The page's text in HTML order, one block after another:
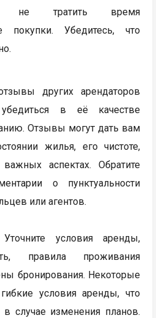
и не тратить время
покупки. Убедитесь, что
других арендаторов
в её качестве
Отзывы могут дать вам
жилья, его чистоте,
аспектах. Обратите
о пунктуальности
или агентов.
Уточните условия аренды,
правила проживания
бронирования. Некоторые
условия аренды, что
случае изменения планов.